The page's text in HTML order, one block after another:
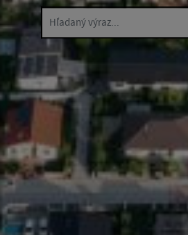
Hľadaný výraz...